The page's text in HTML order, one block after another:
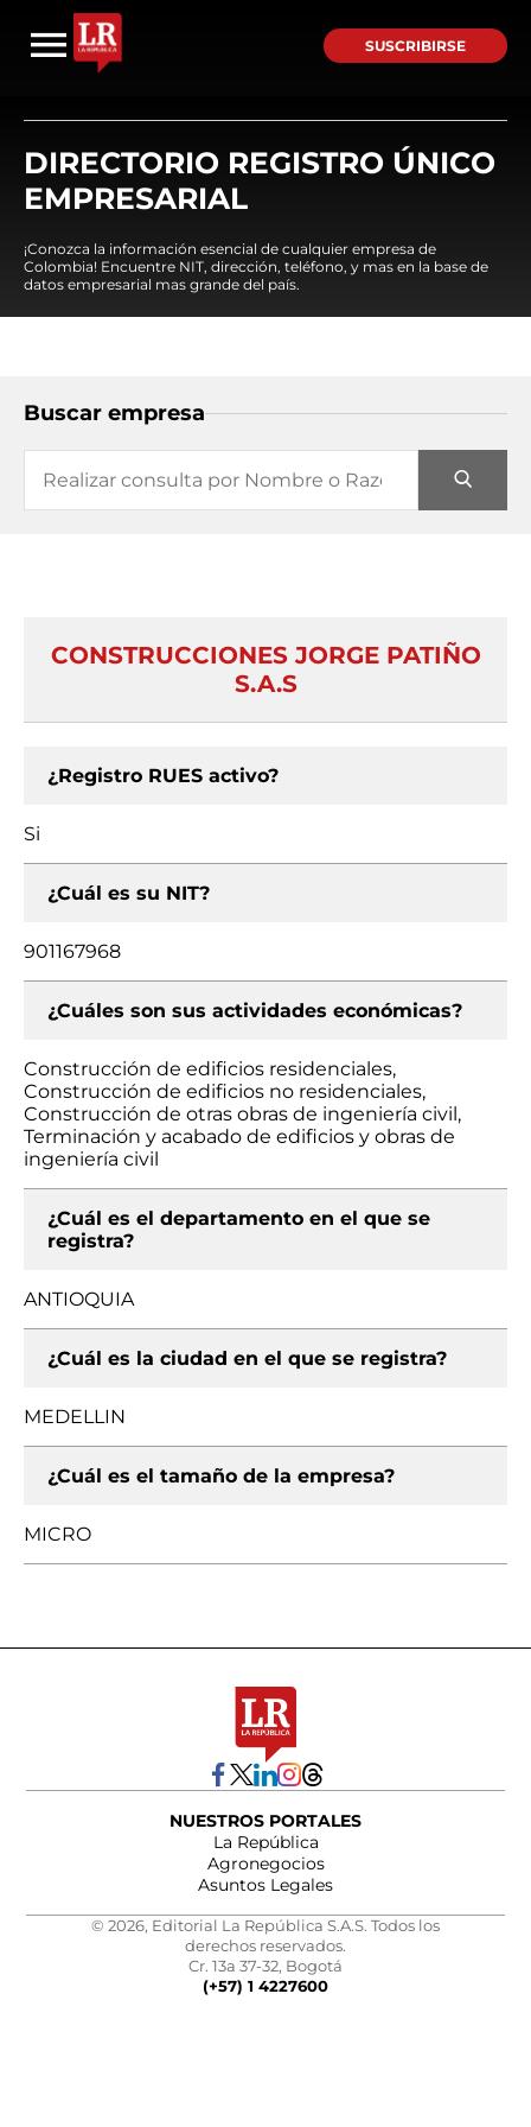
SUSCRIBIRSE
DIRECTORIO REGISTRO ÚNICO
EMPRESARIAL
¡Conozca la información esencial de cualquier empresa de
Colombia! Encuentre NIT, dirección, teléfono, y mas en la base de
datos empresarial mas grande del país.
Buscar empresa
CONSTRUCCIONES JORGE PATIÑO
S.A.S
¿Registro RUES activo?
Si
¿Cuál es su NIT?
901167968
¿Cuáles son sus actividades económicas?
Construcción de edificios residenciales,
Construcción de edificios no residenciales,
Construcción de otras obras de ingeniería civil,
Terminación y acabado de edificios y obras de
ingeniería civil
¿Cuál es el departamento en el que se
registra?
ANTIOQUIA
¿Cuál es la ciudad en el que se registra?
MEDELLIN
¿Cuál es el tamaño de la empresa?
MICRO
NUESTROS PORTALES
La República
Agronegocios
Asuntos Legales
© 2026, Editorial La República S.A.S. Todos los
derechos reservados.
Cr. 13a 37-32, Bogotá
(+57) 1 4227600